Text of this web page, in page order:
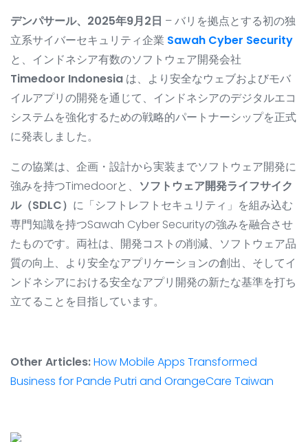
デンパサール、2025年9月2日 – バリを拠点とする初の独
立系サイバーセキュリティ企業 Sawah Cyber Security
と、インドネシア有数のソフトウェア開発会社
Timedoor Indonesia は、より安全なウェブおよびモバ
イルアプリの開発を通じて、インドネシアのデジタルエコ
システムを強化するための戦略的パートナーシップを正式
に発表しました。
この協業は、企画・設計から実装までソフトウェア開発に
強みを持つTimedoorと、 ソフトウェア開発ライフサイク
ル（SDLC） に「シフトレフトセキュリティ」を組み込む
専門知識を持つSawah Cyber Securityの強みを融合させ
たものです。両社は、開発コストの削減、ソフトウェア品
質の向上、より安全なアプリケーションの創出、そしてイ
ンドネシアにおける安全なアプリ開発の新たな基準を打ち
立てることを目指しています。
Other Articles:How Mobile Apps Transformed
Business for Pande Putri and OrangeCare Taiwan